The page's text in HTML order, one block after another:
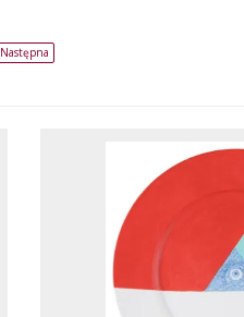
Następna